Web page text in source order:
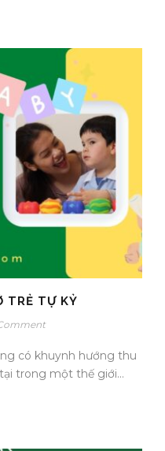
TRẺ TỰ KỶ
có khuynh hướng thu
trong một thế giới...